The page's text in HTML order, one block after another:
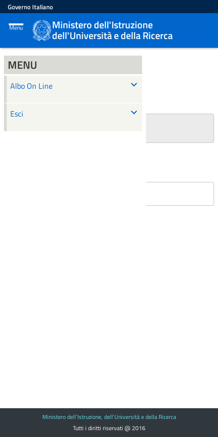
Governo Italiano
Menu Ministero dell'Istruzione
dell'Università e della Ricerca
MENU
Albo On Line
Esci
ALBO ON LINE
Ricerca
Ministero dell'Istruzione, dell'Università e della Ricerca
Tutti i diritti riservati @ 2016